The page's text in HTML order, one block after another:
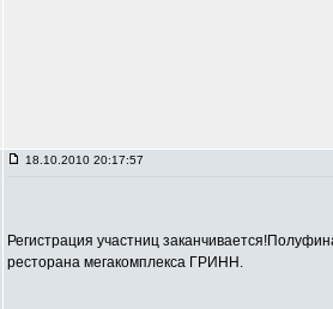
18.10.2010 20:17:57
Регистрация участниц
ресторана мегакомплекса ГРИНН.